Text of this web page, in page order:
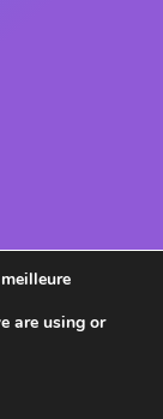
are using or